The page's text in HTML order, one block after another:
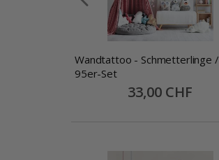
Wandtattoo - Schmetterlinge /
95er-Set
Special
Price
33,00 CHF